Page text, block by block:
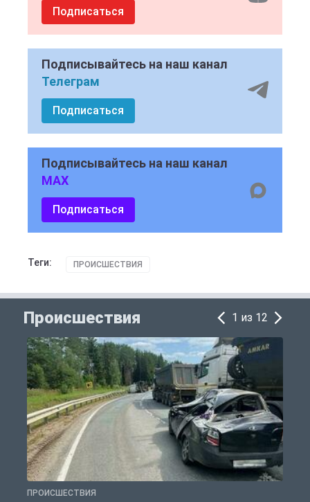
Подписаться
Подписывайтесь на наш канал
Телеграм
Подписаться
Подписывайтесь на наш канал
MAX
Подписаться
Теги: ПРОИСШЕСТВИЯ
Происшествия 1 из 12
ПРОИСШЕСТВИЯ